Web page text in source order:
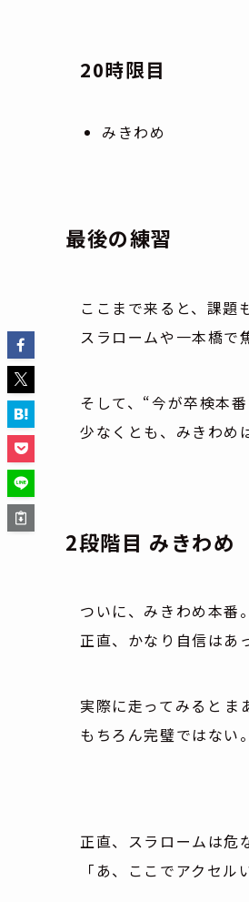
20時限目
みきわめ
最後の練習
ここまで来ると、課題
スラロームや一本橋で
そして、“今が卒検本
少なくとも、みきわめ
2段階目 みきわめ
ついに、みきわめ本番。
正直、かなり自信はあ
実際に走ってみると――ま
もちろん完璧ではない。
正直、スラロームは危
「あ、ここでアクセ